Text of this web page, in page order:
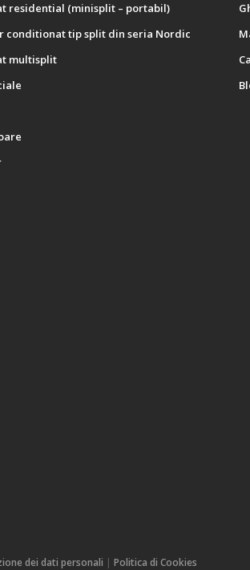
residential (minisplit – portabil)
conditionat tip split din seria Nordic
multisplit
dei dati personali | Politica di Cookies